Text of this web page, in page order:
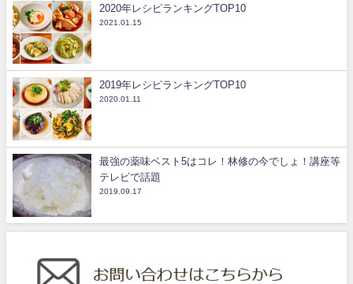
2020年レシピランキングTOP10
2021.01.15
2019年レシピランキングTOP10
2020.01.11
最強の薬味ベスト5はコレ！林修の今でしょ！講座等
テレビで話題
2019.09.17